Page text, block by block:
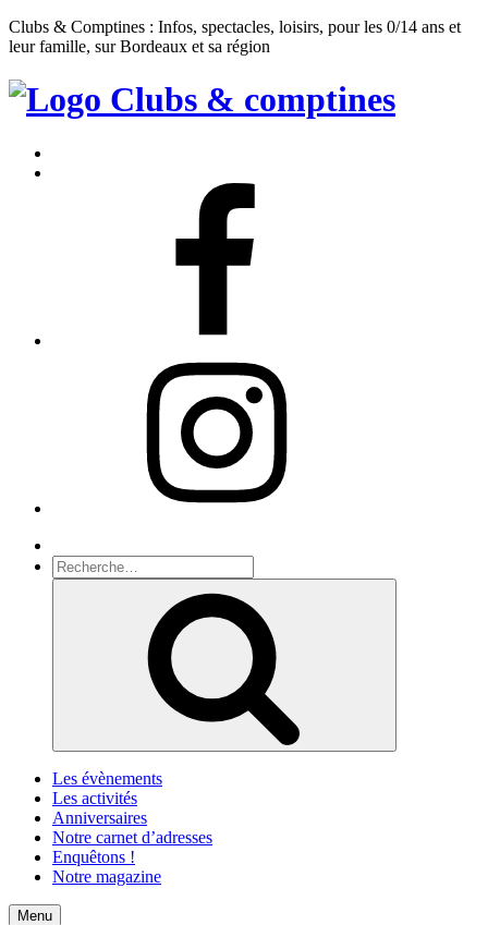
Clubs & Comptines : Infos, spectacles, loisirs, pour les 0/14 ans et
leur famille, sur Bordeaux et sa région
Clubs
Comptines
Recherche
pour
Les évènements
Les activités
Anniversaires
Notre carnet d’adresses
Enquêtons !
Notre magazine
Accueil
Menu Contact